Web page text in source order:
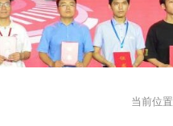
当前位置